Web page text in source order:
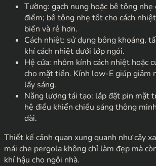
Tường: gạch nung hoặc bê tông nhẹ
điểm; bê tông nhẹ tốt cho cách
biến và rẻ hơn.
Cách nhiệt: sử dụng bông khoáng,
khí cách nhiệt dưới lớp ngói.
Hệ cửa: nhôm kính cách nhiệt hoặc
cho mặt tiền. Kính low-E giúp giảm
lấy sáng.
Năng lượng tái tạo: lắp đặt pin mặt
hệ điều khiển chiếu sáng thông
dài.
Thiết kế cảnh quan xung quanh như cây
mái che pergola không chỉ làm đẹp mà
khí hậu cho ngôi nhà.